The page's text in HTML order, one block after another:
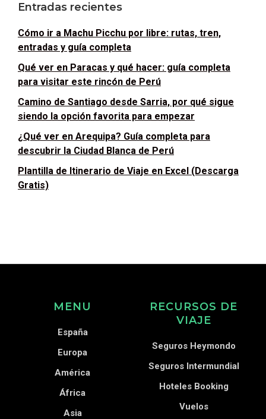
Entradas recientes
Cómo ir a Machu Picchu por libre: rutas, tren,
entradas y guía completa
Qué ver en Paracas y qué hacer: guía completa
para visitar este rincón de Perú
Camino de Santiago desde Sarria, por qué sigue
siendo la opción favorita para empezar
¿Qué ver en Arequipa? Guía completa para
descubrir la Ciudad Blanca de Perú
Plantilla de Itinerario de Viaje en Excel (Descarga
Gratis)
MENU
España
Europa
América
África
Asia
RECURSOS DE
VIAJE
Seguros Heymondo
Seguros Intermundial
Hoteles Booking
Vuelos